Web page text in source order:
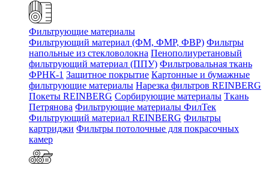
Фильтрующие материалы
Фильтрующий материал (ФМ, ФМР, ФВР) Фильтры
напольные из стекловолокна Пенополиуретановый
фильтрующий материал (ППУ) Фильтровальная ткань
ФРНК-1 Защитное покрытие Картонные и бумажные
фильтрующие материалы Нарезка фильтров REINBERG
Покеты REINBERG Сорбирующие материалы Ткань
Петрянова Фильтрующие материалы ФилТек
Фильтрующий материал REINBERG Фильтры
картриджи Фильтры потолочные для покрасочных
камер